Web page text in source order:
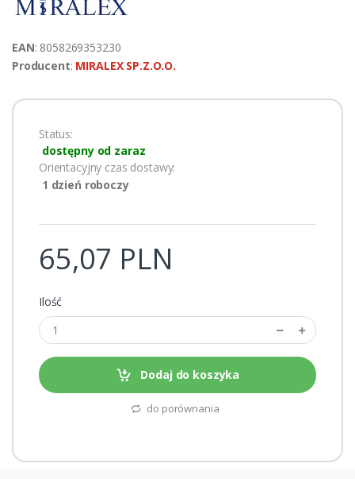
EAN: 8058269353230
Producent: MIRALEX SP.Z.O.O.
Status:
dostępny od zaraz
Orientacyjny czas dostawy:
1 dzień roboczy
65,07 PLN
Ilość
Dodaj do koszyka
do porównania